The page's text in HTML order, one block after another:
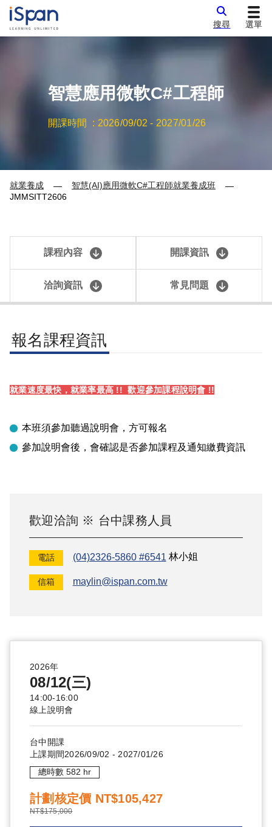
搜尋 選單
智慧應用微軟C#工程師
開課時間 : 2026/09/02 - 2027/01/26
就業養成 — 智慧(AI)應用微軟C#工程師就業養成班
—
JMMSITT2606
課程內容 開課資訊
洽詢資訊 常見問題
報名課程資訊
就業速度最快，就業率最高 !! 歡迎參加課程說明會 !!
本班須參加聽過說明會，方可報名
參加說明會後，會確認是否參加課程及通知繳費資訊
歡迎洽詢 ※ 台中課務人員
電話 (04)2326-5860 #6541 林小姐
信箱 maylin@ispan.com.tw
2026年
08/12(三)
14:00-16:00
線上說明會
台中 開課
上課期間2026/09/02 - 2027/01/26
總時數 582 hr
計劃核定價 NT$105,427
NT$175,000